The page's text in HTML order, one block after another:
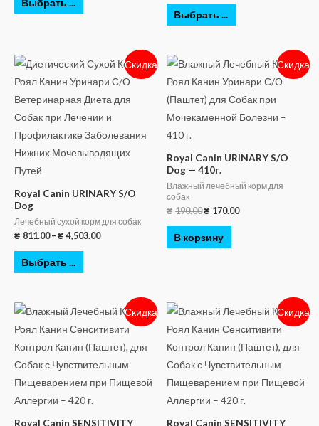
Выбрать ...
Выбрать ...
Скидка
Royal Canin URINARY S/O
Dog
Лечебный сухой корм для собак
₴ 811.00– ₴ 4,503.00
Выбрать ...
Скидка
Royal Canin URINARY S/O
Dog — 410г.
Влажный лечебный корм для
собак
₴ 190.00₴ 170.00
В корзину
Скидка
Royal Canin SENSITIVITY
Скидка
Royal Canin SENSITIVITY